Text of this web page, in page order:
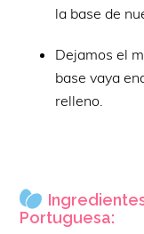
la base de
Dejamos el
base vaya
relleno.
Portuguesa: